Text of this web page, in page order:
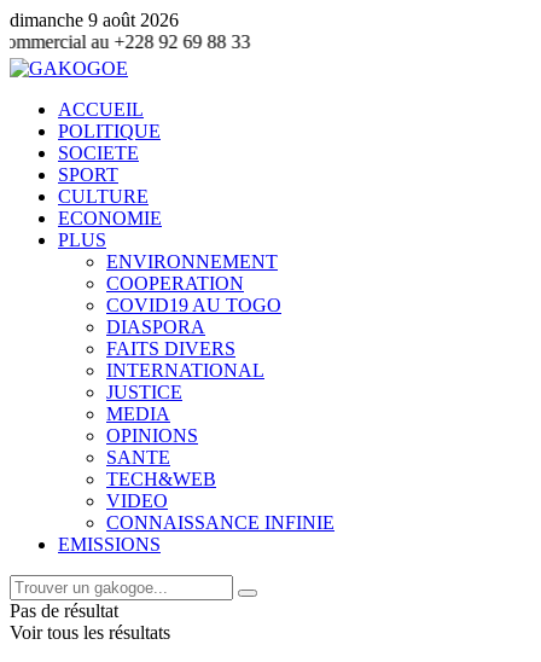
dimanche 9 août 2026
92 69 88 33
ACCUEIL
POLITIQUE
SOCIETE
SPORT
CULTURE
ECONOMIE
PLUS
ENVIRONNEMENT
COOPERATION
COVID19 AU TOGO
DIASPORA
FAITS DIVERS
INTERNATIONAL
JUSTICE
MEDIA
OPINIONS
SANTE
TECH&WEB
VIDEO
CONNAISSANCE INFINIE
EMISSIONS
Pas de résultat
Voir tous les résultats